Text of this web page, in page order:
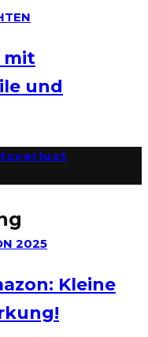
mit
und
Kleine